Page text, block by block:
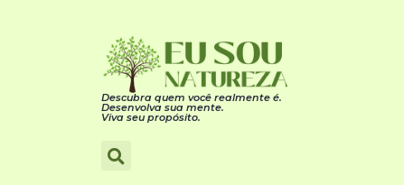
Descubra quem você realmente é.
Desenvolva sua mente.
Viva seu propósito.